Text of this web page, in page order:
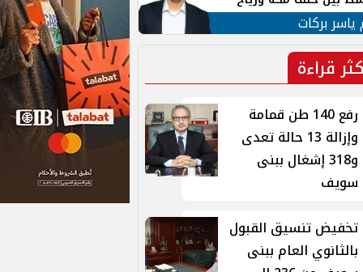
ياسر بركات
قراءة
رفع 140 طن قمامة
وإزالة 13 حالة تعدى
و318 إشغال ببنى
سويف
تخفيض تنسيق القبول
بالثانوي العام ببنى